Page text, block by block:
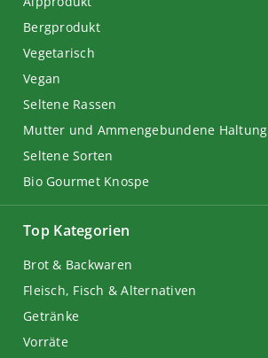
Top Kategorien
Brot & Backwaren
Fleisch, Fisch & Alternativen
Getränke
Vorräte
Bergprodukt
Vegetarisch
Vegan
Seltene Rassen
Mutter und Ammengebundene Haltung
Seltene Sorten
Bio Gourmet Knospe